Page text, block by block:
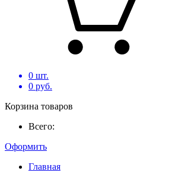
0 шт.
0 руб.
Корзина товаров
Всего:
Оформить
Главная